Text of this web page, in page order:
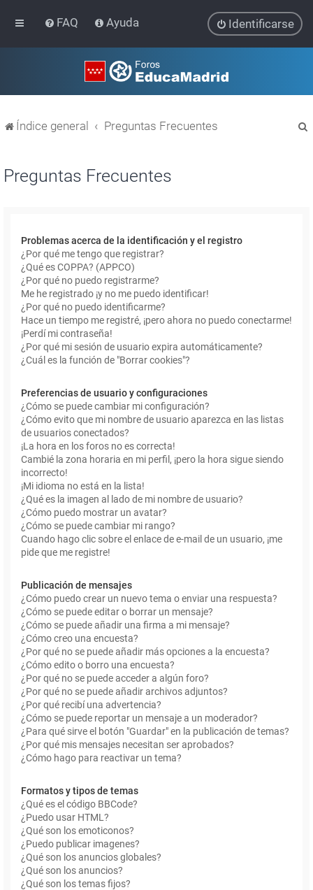
FAQ Ayuda Identificarse
Índice general Preguntas Frecuentes
Preguntas Frecuentes
Problemas acerca de la identificación y el registro
¿Por qué me tengo que registrar?
¿Qué es COPPA? (APPCO)
¿Por qué no puedo registrarme?
Me he registrado ¡y no me puedo identificar!
¿Por qué no puedo identificarme?
Hace un tiempo me registré, ¡pero ahora no puedo conectarme!
¡Perdí mi contraseña!
¿Por qué mi sesión de usuario expira automáticamente?
¿Cuál es la función de "Borrar cookies"?
Preferencias de usuario y configuraciones
¿Cómo se puede cambiar mi configuración?
¿Cómo evito que mi nombre de usuario aparezca en las listas
de usuarios conectados?
¡La hora en los foros no es correcta!
Cambié la zona horaria en mi perfil, ¡pero la hora sigue siendo
incorrecto!
¡Mi idioma no está en la lista!
¿Qué es la imagen al lado de mi nombre de usuario?
¿Cómo puedo mostrar un avatar?
¿Cómo se puede cambiar mi rango?
Cuando hago clic sobre el enlace de e-mail de un usuario, ¡me
pide que me registre!
Publicación de mensajes
¿Cómo puedo crear un nuevo tema o enviar una respuesta?
¿Cómo se puede editar o borrar un mensaje?
¿Cómo se puede añadir una firma a mi mensaje?
¿Cómo creo una encuesta?
¿Por qué no se puede añadir más opciones a la encuesta?
¿Cómo edito o borro una encuesta?
¿Por qué no se puede acceder a algún foro?
¿Por qué no se puede añadir archivos adjuntos?
¿Por qué recibí una advertencia?
¿Cómo se puede reportar un mensaje a un moderador?
¿Para qué sirve el botón "Guardar" en la publicación de temas?
¿Por qué mis mensajes necesitan ser aprobados?
¿Cómo hago para reactivar un tema?
Formatos y tipos de temas
¿Qué es el código BBCode?
¿Puedo usar HTML?
¿Qué son los emoticonos?
¿Puedo publicar imagenes?
¿Qué son los anuncios globales?
¿Qué son los anuncios?
¿Qué son los temas fijos?